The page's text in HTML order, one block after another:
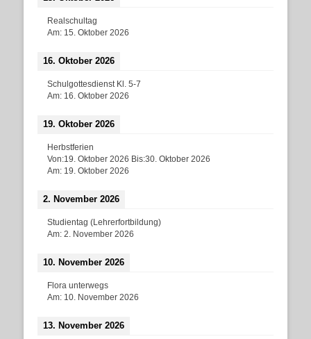
Realschultag
Am: 15. Oktober 2026
16. Oktober 2026
Schulgottesdienst Kl. 5-7
Am: 16. Oktober 2026
19. Oktober 2026
Herbstferien
Von:19. Oktober 2026 Bis:30. Oktober 2026
Am: 19. Oktober 2026
2. November 2026
Studientag (Lehrerfortbildung)
Am: 2. November 2026
10. November 2026
Flora unterwegs
Am: 10. November 2026
13. November 2026